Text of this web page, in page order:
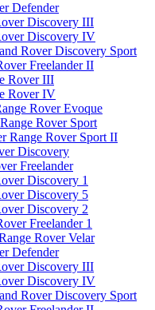
Defender
Discovery III
Discovery IV
Rover Discovery Sport
Freelander II
Rover III
Rover IV
Rover Evoque
Rover Sport
Range Rover Sport II
Discovery
Freelander
Discovery 1
Discovery 5
Discovery 2
Freelander 1
Rover Velar
Defender
Discovery III
Discovery IV
Rover Discovery Sport